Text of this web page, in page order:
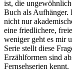
ist, die
Buch als Aufhänger.
nicht nur
eine friedlichere,
weniger geht es mir
Serie stellt diese
Erzählformen sind
Fernsehserien kennt.